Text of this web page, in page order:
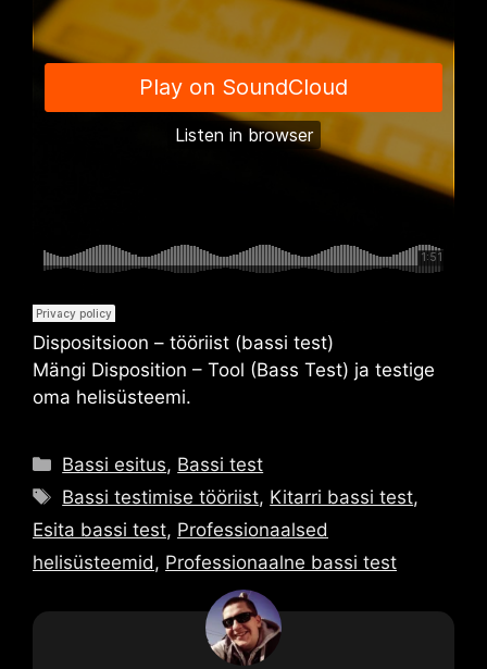
Dispositsioon – tööriist (bassi test)
Mängi Disposition – Tool (Bass Test) ja testige
oma helisüsteemi.
Kategooriad
Bassi esitus, Bassi test
Sildid
Bassi testimise tööriist, Kitarri bassi test,
Esita bassi test, Professionaalsed
helisüsteemid, Professionaalne bassi test